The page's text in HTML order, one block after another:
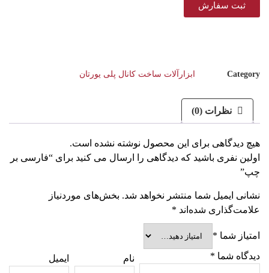
ثبت سفارش
Category ابزارآلات ساخت کانال پلی یورتان
نظرات (0)
هیچ دیدگاهی برای این محصول نوشته نشده است.
اولین نفری باشید که دیدگاهی را ارسال می کنید برای “فارسی بر
چپ”
نشانی ایمیل شما منتشر نخواهد شد. بخش‌های موردنیاز
علامت‌گذاری شده‌اند *
امتیاز شما *
دیدگاه شما * نام ایمیل